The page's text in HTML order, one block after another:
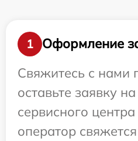
1
Оформление
Свяжитесь с нами
оставьте заявку
сервисного
оператор